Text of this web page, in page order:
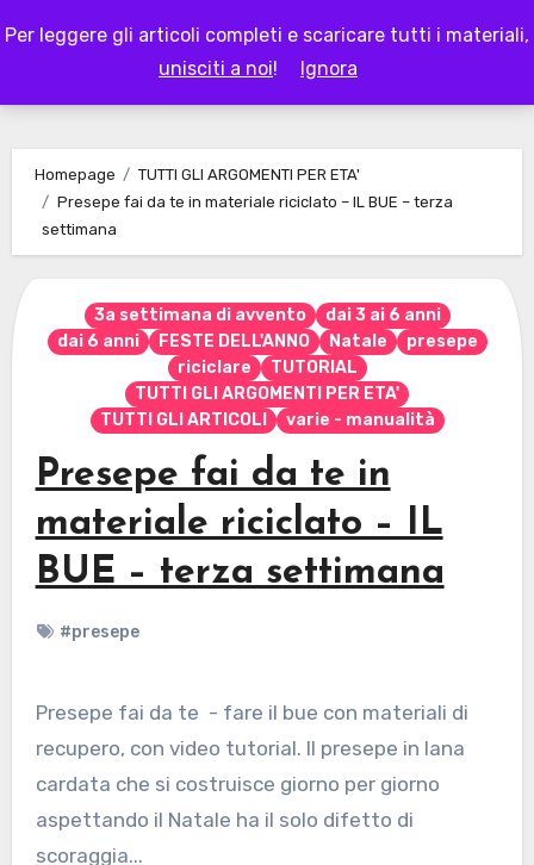
Per leggere gli articoli completi e scaricare tutti i materiali,
unisciti a noi! Ignora
to
LAPAPPADOLCE
Homepage
TUTTI GLI ARGOMENTI PER ETA'
Presepe fai da te in materiale riciclato – IL BUE – terza
settimana
3a settimana di avvento
dai 3 ai 6 anni
dai 6 anni
FESTE DELL'ANNO Natale
presepe
riciclare
TUTORIAL
TUTTI GLI ARGOMENTI PER ETA'
TUTTI GLI ARTICOLI
varie - manualità
Presepe fai da te in
materiale riciclato – IL
BUE – terza settimana
#presepe
Presepe fai da te - fare il bue con materiali di
recupero, con video tutorial. Il presepe in lana
cardata che si costruisce giorno per giorno
aspettando il Natale ha il solo difetto di
scoraggia...